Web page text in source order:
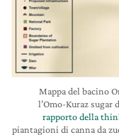
Mappa del bacino
l’Omo-Kuraz sugar
rapporto della
piantagioni di canna da